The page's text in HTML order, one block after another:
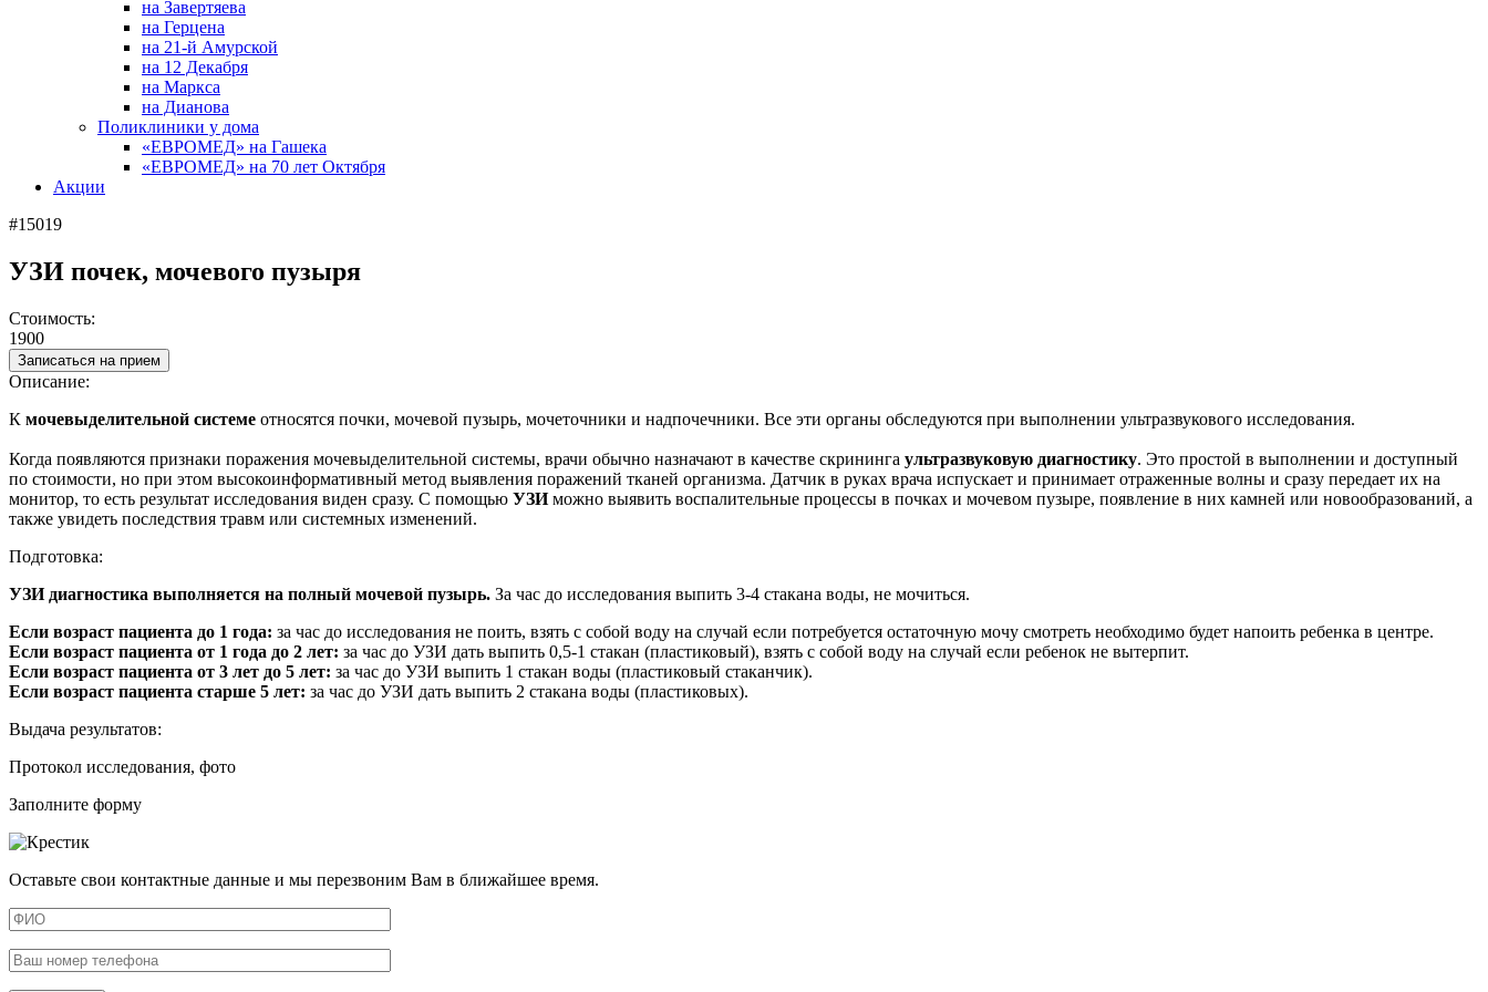
на Завертяева
на Герцена
на 21-й Амурской
на 12 Декабря
на Маркса
на Дианова
Поликлиники у дома
«ЕВРОМЕД» на Гашека
«ЕВРОМЕД» на 70 лет Октября
Акции
#15019
УЗИ почек, мочевого пузыря
Стоимость:
1900
Записаться на прием
Описание:
К мочевыделительной системе относятся почки, мочевой пузырь, мочеточники и надпочечники. Все эти органы обследуются при выполнении ультразвукового исследования.
Когда появляются признаки поражения мочевыделительной системы, врачи обычно назначают в качестве скрининга ультразвуковую диагностику. Это простой в выполнении и доступный
по стоимости, но при этом высокоинформативный метод выявления поражений тканей организма. Датчик в руках врача испускает и принимает отраженные волны и сразу передает их на
монитор, то есть результат исследования виден сразу. С помощью УЗИможно выявить воспалительные процессы в почках и мочевом пузыре, появление в них камней или новообразований, а
также увидеть последствия травм или системных изменений.
Подготовка:
УЗИ диагностика выполняется на полный мочевой пузырь. За час до исследования выпить 3-4 стакана воды, не мочиться.
Если возраст пациента до 1 года: за час до исследования не поить, взять с собой воду на случай если потребуется остаточную мочу смотреть необходимо будет напоить ребенка в центре.
Если возраст пациента от 1 года до 2 лет: за час до УЗИ дать выпить 0,5-1 стакан (пластиковый), взять с собой воду на случай если ребенок не вытерпит.
Если возраст пациента от 3 лет до 5 лет: за час до УЗИ выпить 1 стакан воды (пластиковый стаканчик).
Если возраст пациента старше 5 лет: за час до УЗИ дать выпить 2 стакана воды (пластиковых).
Выдача результатов:
Протокол исследования, фото
Заполните форму
Оставьте свои контактные данные и мы перезвоним Вам в ближайшее время.